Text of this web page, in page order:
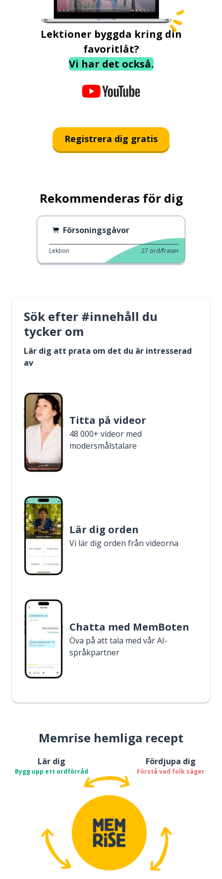
Lektioner byggda kring din
favoritlåt?
Vi har det också.
Registrera dig gratis
Rekommenderas för dig
Försoningsgåvor
Lektion 27 ord/fraser
Sök efter #innehåll du
tycker om
Lär dig att prata om det du är intresserad
av
Titta på videor
48 000+ videor med
modersmålstalare
Lär dig orden
Vi lär dig orden från videorna
Chatta med MemBoten
Öva på att tala med vår AI-
språkpartner
Memrise hemliga recept
Lär dig
Bygg upp ett ordförråd
Fördjupa dig
Förstå vad folk säger